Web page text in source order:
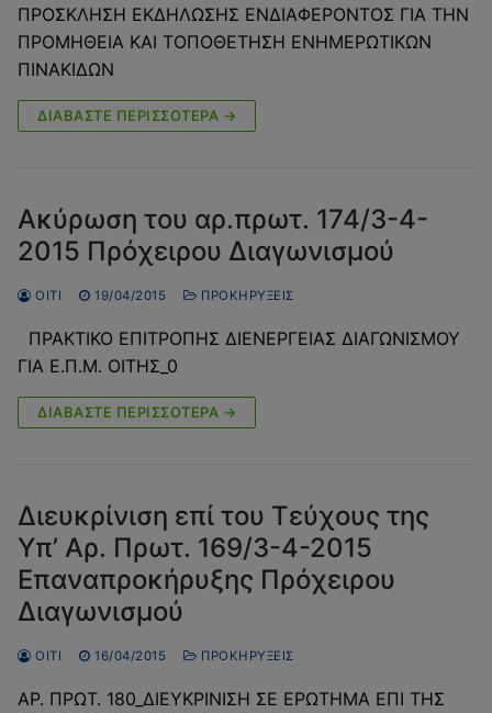
ΠΡΟΣΚΛΗΣΗ ΕΚΔΗΛΩΣΗΣ ΕΝΔΙΑΦΕΡΟΝΤΟΣ ΓΙΑ ΤΗΝ
ΠΡΟΜΗΘΕΙΑ ΚΑΙ ΤΟΠΟΘΕΤΗΣΗ ΕΝΗΜΕΡΩΤΙΚΩΝ
ΠΙΝΑΚΙΔΩΝ
ΔΙΑΒΆΣΤΕ ΠΕΡΙΣΣΌΤΕΡΑ →
Ακύρωση του αρ.πρωτ. 174/3-4-
2015 Πρόχειρου Διαγωνισμού
OITI 19/04/2015 ΠΡΟΚΗΡΎΞΕΙΣ
ΠΡΑΚΤΙΚΟ ΕΠΙΤΡΟΠΗΣ ΔΙΕΝΕΡΓΕΙΑΣ ΔΙΑΓΩΝΙΣΜΟΥ
ΓΙΑ Ε.Π.Μ. ΟΙΤΗΣ_0
ΔΙΑΒΆΣΤΕ ΠΕΡΙΣΣΌΤΕΡΑ →
Διευκρίνιση επί του Τεύχους της
Υπ’ Αρ. Πρωτ. 169/3-4-2015
Επαναπροκήρυξης Πρόχειρου
Διαγωνισμού
OITI 16/04/2015 ΠΡΟΚΗΡΎΞΕΙΣ
ΑΡ. ΠΡΩΤ. 180_ΔΙΕΥΚΡΙΝΙΣΗ ΣΕ ΕΡΩΤΗΜΑ ΕΠΙ ΤΗΣ